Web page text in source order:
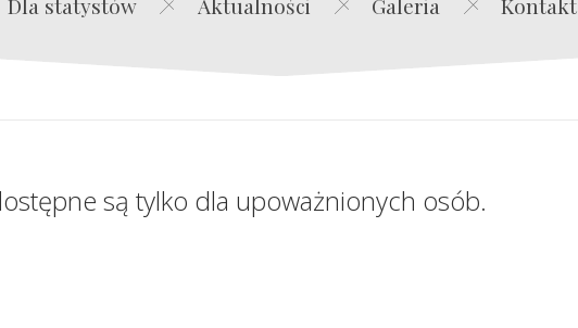
są tylko dla upoważnionych osób.